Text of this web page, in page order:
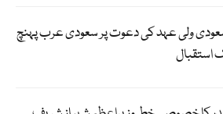
ولی عہد کی دعوت پر سعودی عرب پہنچ
استقبال